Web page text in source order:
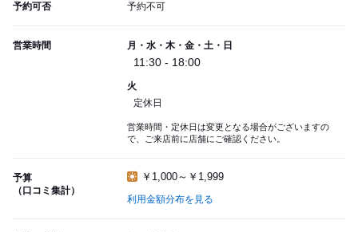
予約可否 予約不可
営業時間 月・水・木・金・土・日
11:30 - 18:00
火
定休日
営業時間・定休日は変更となる場合がございますの
で、ご来店前に店舗にご確認ください。
予算
（口コミ集計）
￥1,000～￥1,999
利用金額分布を見る